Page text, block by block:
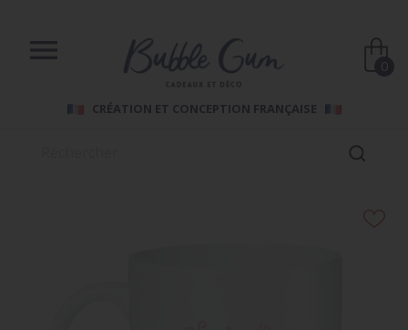
 0
CRÉATION ET CONCEPTION FRANÇAISE